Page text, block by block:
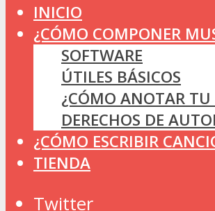
INICIO
¿CÓMO COMPONER
SOFTWARE
ÚTILES BÁSICOS
¿CÓMO ANOTAR
DERECHOS DE
¿CÓMO ESCRIBIR
TIENDA
Twitter